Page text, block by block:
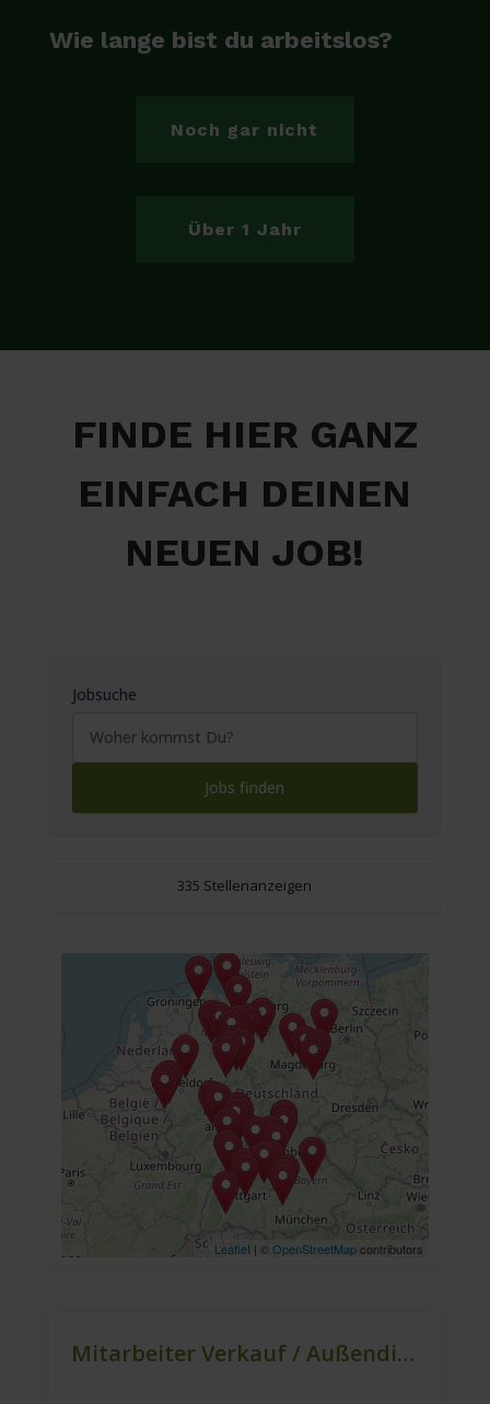
Wie lange bist du arbeitslos?
Noch gar nicht
Über 1 Jahr
FINDE HIER GANZ
EINFACH DEINEN
NEUEN JOB!
Jobsuche
335 Stellenanzeigen
Leaflet | ©OpenStreetMapcontributors
Mitarbeiter Verkauf / Außendienst (m/w/d)